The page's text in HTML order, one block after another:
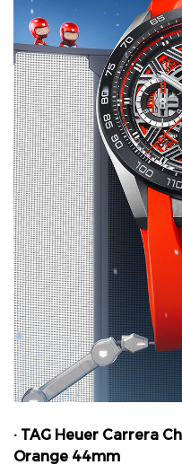
· TAG Heuer Carrera
Orange 44mm